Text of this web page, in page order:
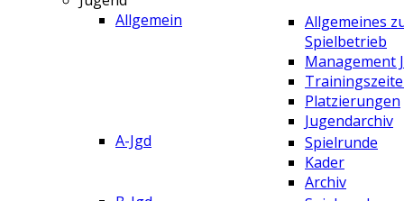
Allgemein
Allgemeines
Spielbetrieb
Management
Platzierungen
Jugendarchiv
A-Jgd
Spielrunde
Kader
Archiv